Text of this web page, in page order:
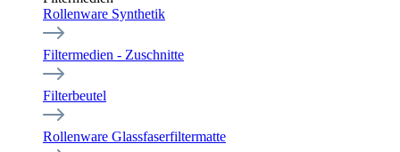
Rollenware Synthetik
Filtermedien - Zuschnitte
Filterbeutel
Rollenware Glassfaserfiltermatte